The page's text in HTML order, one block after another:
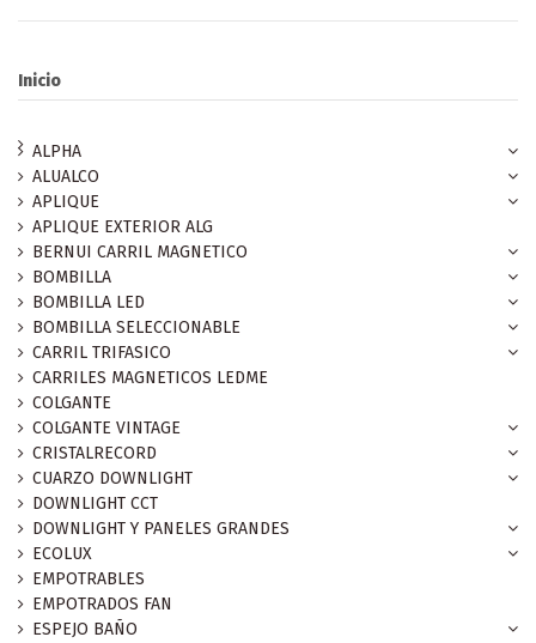
Inicio
ALPHA
ALUALCO
APLIQUE
APLIQUE EXTERIOR ALG
BERNUI CARRIL MAGNETICO
BOMBILLA
BOMBILLA LED
BOMBILLA SELECCIONABLE
CARRIL TRIFASICO
CARRILES MAGNETICOS LEDME
COLGANTE
COLGANTE VINTAGE
CRISTALRECORD
CUARZO DOWNLIGHT
DOWNLIGHT CCT
DOWNLIGHT Y PANELES GRANDES
ECOLUX
EMPOTRABLES
EMPOTRADOS FAN
ESPEJO BAÑO